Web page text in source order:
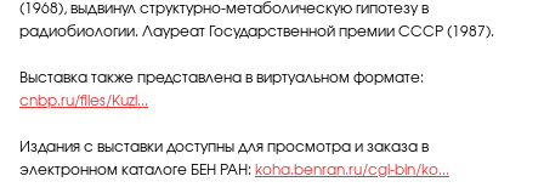
(1968), выдвинул структурно‑метаболическую гипотезу в
радиобиологии. Лауреат Государственной премии СССР (1987).
Выставка также представлена в виртуальном формате:
cnbp.ru/files/Kuzi...
Издания с выставки доступны для просмотра и заказа в
электронном каталоге БЕН РАН: koha.benran.ru/cgi-bin/ko...